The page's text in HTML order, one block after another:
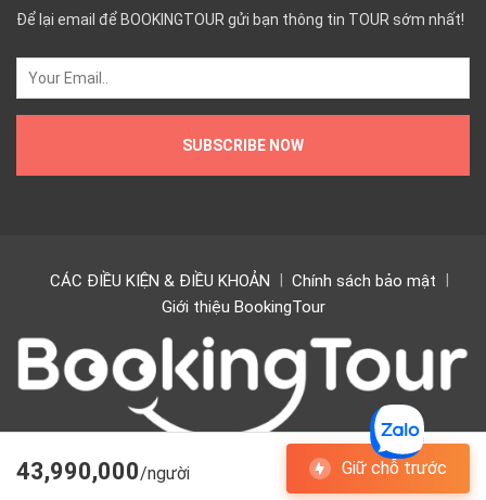
43,990,000/người Giữ chỗ trước
Để lại email để BOOKINGTOUR gửi bạn thông tin TOUR sớm nhất!
CÁC ĐIỀU KIỆN & ĐIỀU KHOẢN
Chính sách bảo mật
Giới thiệu BookingTour
Copyright © 2024 BookingTour. All rights Bookingtour.vn